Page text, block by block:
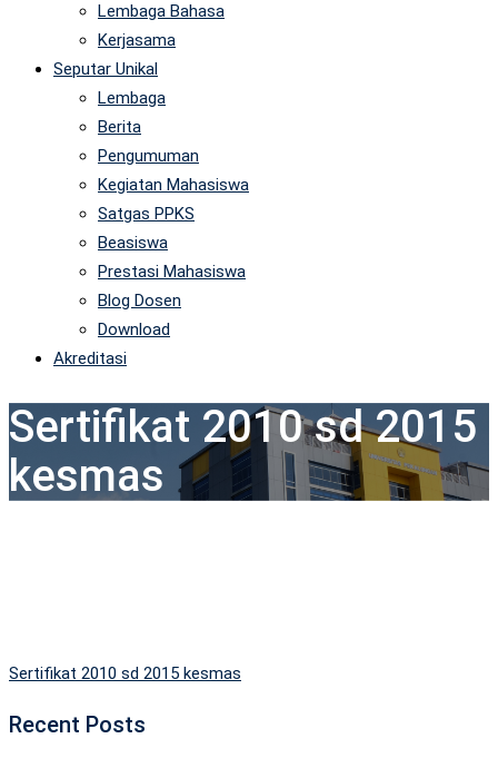
Lembaga Bahasa
Kerjasama
Seputar Unikal
Lembaga
Berita
Pengumuman
Kegiatan Mahasiswa
Satgas PPKS
Beasiswa
Prestasi Mahasiswa
Blog Dosen
Download
Akreditasi
Sertifikat 2010 sd 2015
kesmas
Sertifikat 2010 sd 2015 kesmas
Recent Posts